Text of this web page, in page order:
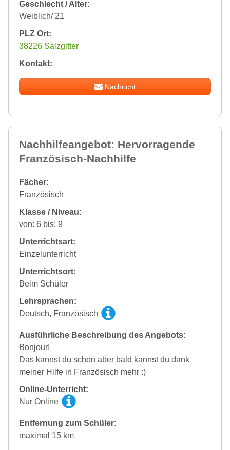
Geschlecht / Alter:
Weiblich/ 21
PLZ Ort:
38226 Salzgitter
Kontakt:
Nachricht
Nachhilfeangebot: Hervorragende
Französisch-Nachhilfe
Fächer:
Französisch
Klasse / Niveau:
von: 6 bis: 9
Unterrichtsart:
Einzelunterricht
Unterrichtsort:
Beim Schüler
Lehrsprachen:
Deutsch, Französisch
Ausführliche Beschreibung des Angebots:
Bonjour!
Das kannst du schon aber bald kannst du dank
meiner Hilfe in Französisch mehr :)
Online-Unterricht:
Nur Online
Entfernung zum Schüler:
maximal 15 km